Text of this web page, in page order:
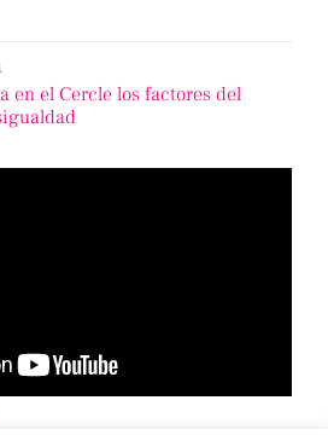
en el Cercle los factores del